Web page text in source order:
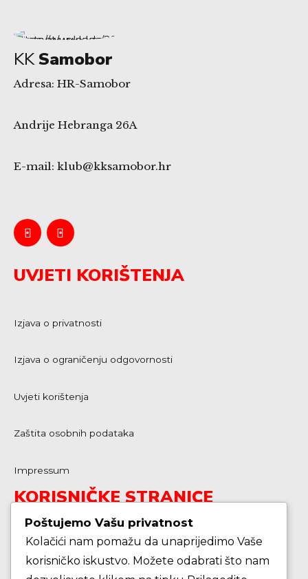
KKSamobor
Adresa: HR-Samobor
Andrije Hebranga 26A
E-mail: klub@kksamobor.hr
UVJETI KORIŠTENJA
Izjava o privatnosti
Izjava o ograničenju odgovornosti
Uvjeti korištenja
Zaštita osobnih podataka
Impressum
KORISNIČKE STRANICE
Škola košarke
Poštujemo Vašu privatnost
Kolačići nam pomažu da unaprijedimo Vaše
korisničko iskustvo. Možete odabrati što nam